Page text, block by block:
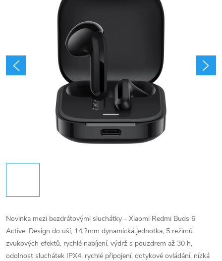
Novinka mezi bezdrátovými sluchátky - Xiaomi Redmi Buds 6
Active. Design do uší, 14,2mm dynamická jednotka, 5 režimů
zvukových efektů, rychlé nabíjení, výdrž s pouzdrem až 30 h,
odolnost sluchátek IPX4, rychlé připojení, dotykové ovládání, nízká